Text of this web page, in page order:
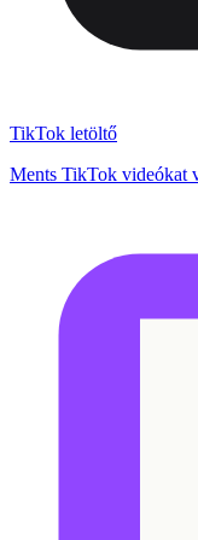
TikTok letöltő
Ments TikTok videókat